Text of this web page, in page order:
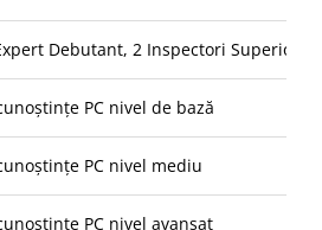
Debutant, 2 Inspectori Superiori –
PC nivel de bază
PC nivel mediu
PC nivel avansat